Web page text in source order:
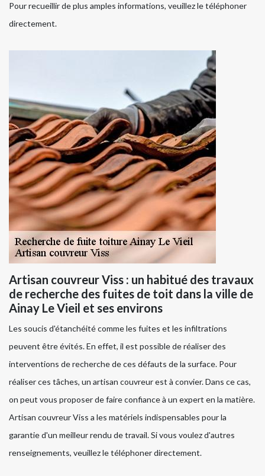
Pour recueillir de plus amples informations, veuillez le téléphoner
directement.
Artisan couvreur Viss : un habitué des travaux
de recherche des fuites de toit dans la ville de
Ainay Le Vieil et ses environs
Les soucis d'étanchéité comme les fuites et les infiltrations
peuvent être évités. En effet, il est possible de réaliser des
interventions de recherche de ces défauts de la surface. Pour
réaliser ces tâches, un artisan couvreur est à convier. Dans ce cas,
on peut vous proposer de faire confiance à un expert en la matière.
Artisan couvreur Viss a les matériels indispensables pour la
garantie d'un meilleur rendu de travail. Si vous voulez d'autres
renseignements, veuillez le téléphoner directement.